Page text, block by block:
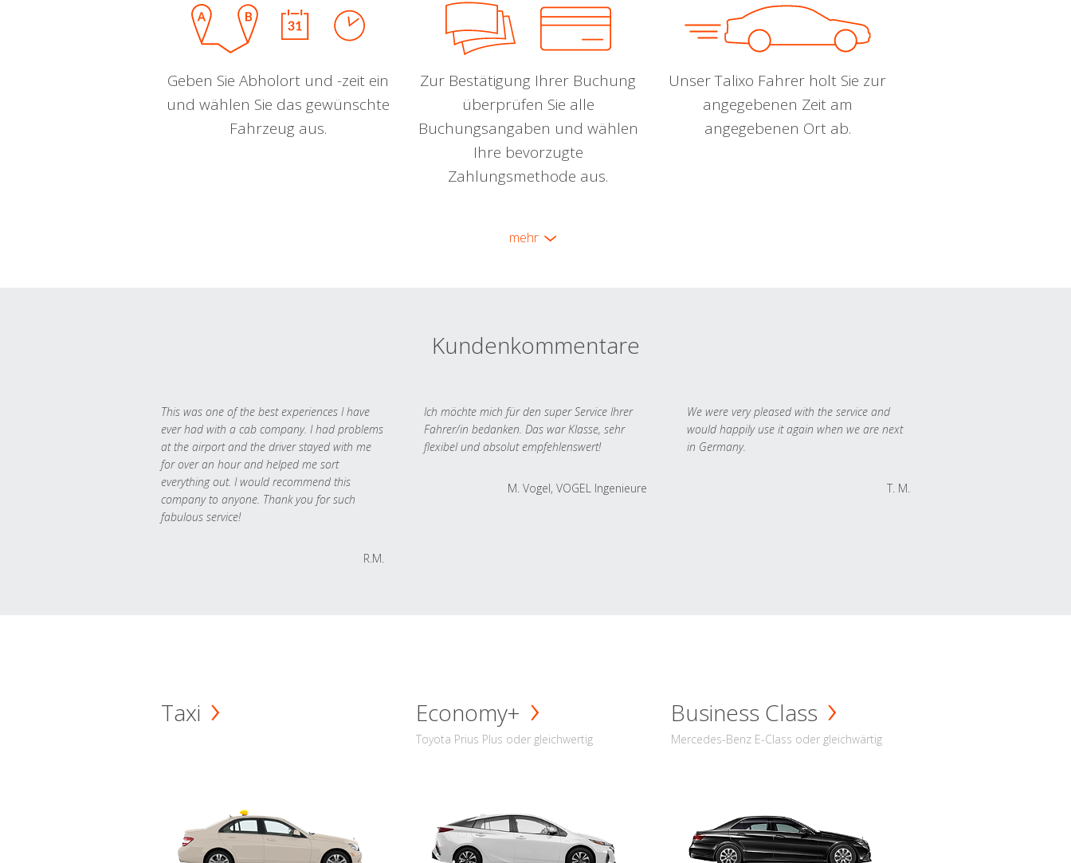
Geben Sie Abholort und -zeit ein
und wählen Sie das gewünschte
Fahrzeug aus.
Zur Bestätigung Ihrer Buchung
überprüfen Sie alle
Buchungsangaben und wählen
Ihre bevorzugte
Zahlungsmethode aus.
Unser Talixo Fahrer holt Sie zur
angegebenen Zeit am
angegebenen Ort ab.
mehr
Kundenkommentare
This was one of the best experiences I have
ever had with a cab company. I had problems
at the airport and the driver stayed with me
for over an hour and helped me sort
everything out. I would recommend this
company to anyone. Thank you for such
fabulous service!
R.M.
Ich möchte mich für den super Service Ihrer
Fahrer/in bedanken. Das war Klasse, sehr
flexibel und absolut empfehlenswert!
M. Vogel, VOGEL Ingenieure
We were very pleased with the service and
would happily use it again when we are next
in Germany.
T. M.
Taxi Economy+
Toyota Prius Plus oder gleichwertig
Business Class
Mercedes-Benz E-Class oder gleichwärtig